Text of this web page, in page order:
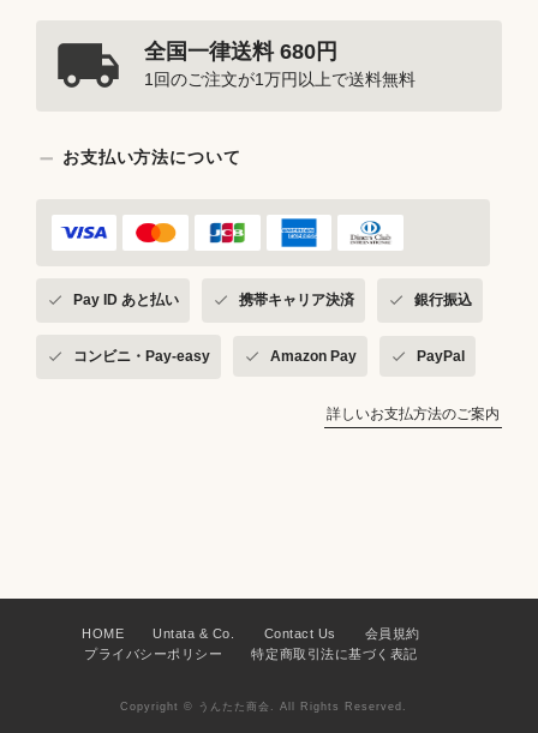
全国一律送料 680円
1回のご注文が1万円以上で送料無料
お支払い方法について
Pay ID あと払い 携帯キャリア決済 銀行振込
コンビニ・Pay-easy Amazon Pay PayPal
詳しいお支払方法のご案内
HOME Untata & Co. Contact Us
会員規約
プライバシーポリシー
特定商取引法に基づく表記
Copyright © うんたた商会. All Rights Reserved.